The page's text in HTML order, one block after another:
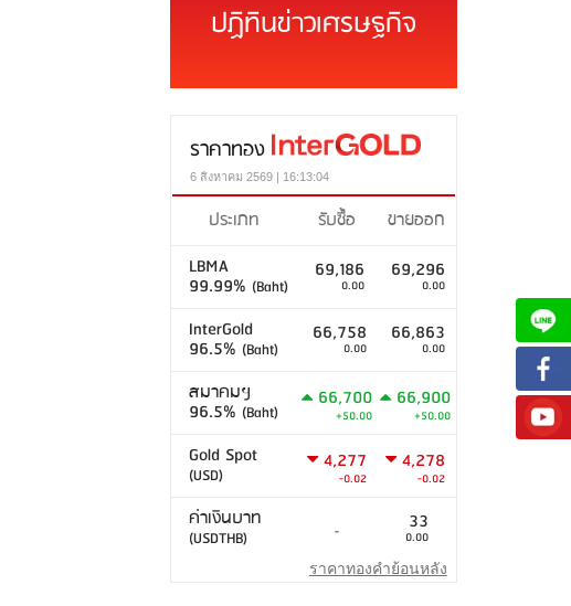
ปฏิทินข่าวเศรษฐกิจ
ราคาทอง
6 สิงหาคม 2569 | 16:13:04
ประเภท รับซื้อ
ขายออก
LBMA
99.99% (Baht)
69,186
0.00
69,296
0.00
InterGold
96.5% (Baht)
66,758
0.00
66,863
0.00
สมาคมฯ
96.5% (Baht)
66,700
+50.00
66,900
+50.00
Gold Spot
(USD)
4,277
-0.02
4,278
-0.02
ค่าเงินบาท
(USDTHB) - 33
0.00
ราคาทองคำย้อนหลัง